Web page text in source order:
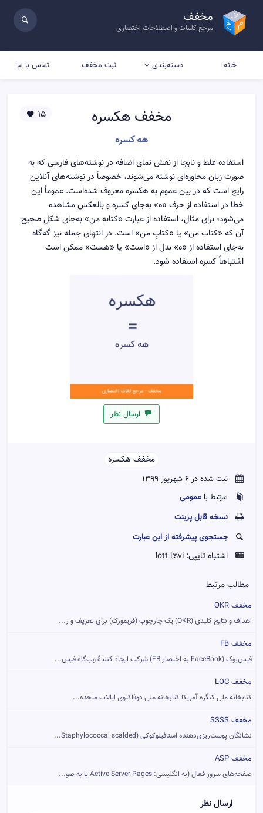
مخفف
مرجع کلمات و اصطلاحات اختصاری
خانه دسته‌بندی ثبت مخفف تماس با ما
مخفف هکسره
هه کسره
15
استفاده غلط و نابجا از نقش نمای اضافه در نوشته‌های فارسی که به
صورت زبان محاوره‌ای نوشته می‌شوند، خصوصاً در نوشته‌های آنلاین
رایج است که در بین عموم به هکسره معروف شده‌است. عموماً این
خطا در استفاده از حرف «ه» به‌جای کسره و بالعکس مشاهده
می‌شود؛ برای مثال، استفاده از عبارت «کتابه من» به‌جای شکل صحیح
آن که «کتاب من» یا «کتابِ من» است. در انتهای جمله نیز گه‌گاه
به‌جای استفاده از «ه» بدل از «است» یا «هست» ممکن است
اشتباهاً کسره استفاده شود.
ارسال نظر
مخفف هکسره
ثبت شده در 6 شهریور 1399
مرتبط باعمومی
نسخه قابل پرينت
جستجوی پیشرفته از این عبارت
اشتباه تایپی:lott i;svi
مطالب مرتبط
مخفف OKR
اهداف و نتایج کلیدی (OKR) یک چارچوب (فریمورک) برای تعریف و ر...
مخفف FB
فیس‌بوک (FaceBook به اختصار FB) شرکت ایجاد کنندهٔ وب‌گاه فیس...
مخفف LOC
کتابخانه ملی کنگره آمریکا کتابخانه ملی دوفاکتوی ایالات متحده...
مخفف SSSS
نشانگان پوست‌ریزی‌دهنده استافیلوکوکی (Staphylococcal scalded...
مخفف ASP
صفحه‌های سرور فعال (به انگلیسی: Active Server Pages یا به صو...
ارسال نظر